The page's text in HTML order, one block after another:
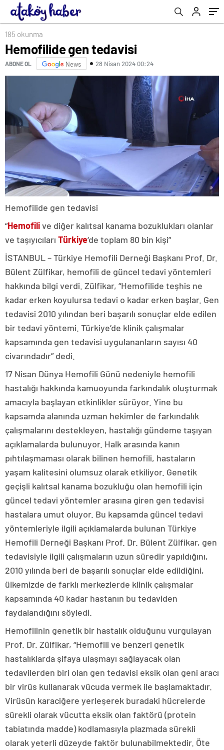
185 okunma
Hemofilide gen tedavisi
ABONE OL News 28 Nisan 2024 00:24
Hemofilide gen tedavisi
“Hemofilive diğer kalıtsal kanama bozuklukları olanlar
ve taşıyıcıları Türkiye‘de toplam 80 bin kişi”
İSTANBUL – Türkiye Hemofili Derneği Başkanı Prof. Dr.
Bülent Zülfikar, hemofili de güncel tedavi yöntemleri
hakkında bilgi verdi. Zülfikar, “Hemofilide teşhis ne
kadar erken koyulursa tedavi o kadar erken başlar. Gen
tedavisi 2010 yılından beri başarılı sonuçlar elde edilen
bir tedavi yöntemi. Türkiye’de klinik çalışmalar
kapsamında gen tedavisi uygulananların sayısı 40
civarındadır” dedi.
17 Nisan Dünya Hemofili Günü nedeniyle hemofili
hastalığı hakkında kamuoyunda farkındalık oluşturmak
amacıyla başlayan etkinlikler sürüyor. Yine bu
kapsamda alanında uzman hekimler de farkındalık
çalışmalarını destekleyen, hastalığı gündeme taşıyan
açıklamalarda bulunuyor. Halk arasında kanın
pıhtılaşmaması olarak bilinen hemofili, hastaların
yaşam kalitesini olumsuz olarak etkiliyor. Genetik
geçişli kalıtsal kanama bozukluğu olan hemofili için
güncel tedavi yöntemler arasına giren gen tedavisi
hastalara umut oluyor. Bu kapsamda güncel tedavi
yöntemleriyle ilgili açıklamalarda bulunan Türkiye
Hemofili Derneği Başkanı Prof. Dr. Bülent Zülfikar, gen
tedavisiyle ilgili çalışmaların uzun süredir yapıldığını,
2010 yılında beri de başarılı sonuçlar elde edildiğini,
ülkemizde de farklı merkezlerde klinik çalışmalar
kapsamında 40 kadar hastanın bu tedaviden
faydalandığını söyledi.
Hemofilinin genetik bir hastalık olduğunu vurgulayan
Prof. Dr. Zülfikar, “Hemofili ve benzeri genetik
hastalıklarda şifaya ulaşmayı sağlayacak olan
tedavilerden biri olan gen tedavisi eksik olan geni aracı
bir virüs kullanarak vücuda vermek ile başlamaktadır.
Virüsün karaciğere yerleşerek buradaki hücrelerde
sürekli olarak vücutta eksik olan faktörü (protein
tabiatında madde) kodlamasıyla plazmada sürekli
olarak yeterli düzeyde faktör bulunabilmektedir. Öte